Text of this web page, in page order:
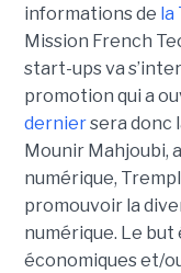
informations de
Mission French
start-ups va
promotion qui a
derniersera donc
Mounir Mahjoubi,
numérique,
promouvoir la
numérique. Le
économiques et/